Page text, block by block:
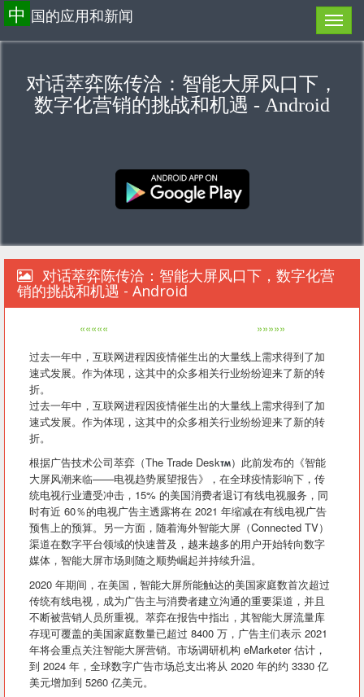
中 国的应用和新闻
对话萃弈陈传洽：智能大屏风口下，
数字化营销的挑战和机遇 - Android
对话萃弈陈传洽：智能大屏风口下，数字化营
销的挑战和机遇 - Android
«««««
»»»»»
过去一年中，互联网进程因疫情催生出的大量线上需求得到了加
速式发展。作为体现，这其中的众多相关行业纷纷迎来了新的转
折。
过去一年中，互联网进程因疫情催生出的大量线上需求得到了加
速式发展。作为体现，这其中的众多相关行业纷纷迎来了新的转
折。
根据广告技术公司萃弈（The Trade Desk
）此前发布的《智能
大屏风潮来临——电视趋势展望报告》，在全球疫情影响下，传
统电视行业遭受冲击，15% 的美国消费者退订有线电视服务，同
时有近 60％的电视广告主透露将在 2021 年缩减在有线电视广告
预售上的预算。另一方面，随着海外智能大屏（Connected TV）
渠道在数字平台领域的快速普及，越来越多的用户开始转向数字
媒体，智能大屏市场则随之顺势崛起并持续升温。
2020 年期间，在美国，智能大屏所能触达的美国家庭数首次超过
传统有线电视，成为广告主与消费者建立沟通的重要渠道，并且
不断被营销人员所重视。萃弈在报告中指出，其智能大屏流量库
存现可覆盖的美国家庭数量已超过 8400 万，广告主们表示 2021
年将会重点关注智能大屏营销。市场调研机构 eMarketer 估计，
到 2024 年，全球数字广告市场总支出将从 2020 年的约 3330 亿
美元增加到 5260 亿美元。